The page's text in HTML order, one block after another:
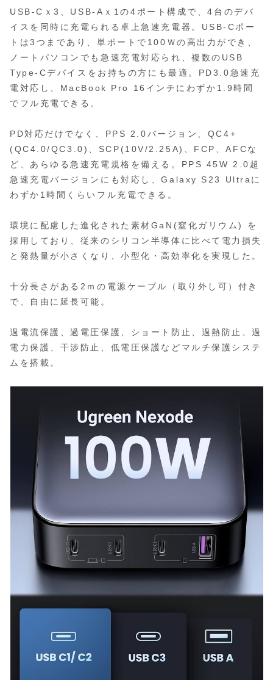
USB-Cｘ3、USB-Aｘ1の4ポート構成で、4台のデバ
イスを同時に充電られる卓上急速充電器。USB-Cポー
トは3つまであり、単ポートで100Ｗの高出力ができ、
ノートパソコンでも急速充電対応られ、複数のUSB
Type-Cデバイスをお持ちの方にも最適。PD3.0急速充
電対応し、MacBook Pro 16インチにわずか1.9時間
でフル充電できる。
PD対応だけでなく、PPS 2.0バージョン、QC4+
(QC4.0/QC3.0)、SCP(10V/2.25A)、FCP、AFCな
ど、あらゆる急速充電規格を備える。PPS 45W 2.0超
急速充電バージョンにも対応し、Galaxy S23 Ultraに
わずか1時間くらいフル充電できる。
環境に配慮した進化された素材GaN(窒化ガリウム) を
採用しており、従来のシリコン半導体に比べて電力損失
と発熱量が小さくなり、小型化・高効率化を実現した。
十分長さがある2ｍの電源ケーブル（取り外し可）付き
で、自由に延長可能。
過電流保護、過電圧保護、ショート防止、過熱防止、過
電力保護、干渉防止、低電圧保護などマルチ保護システ
ムを搭載。